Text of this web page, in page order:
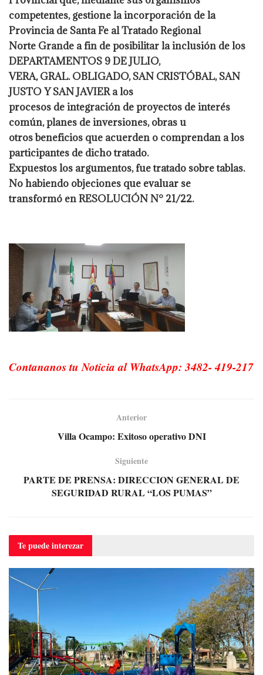
competentes, gestione la incorporación de la
Provincia de Santa Fe al Tratado Regional
Norte Grande a fin de posibilitar la inclusión de los
DEPARTAMENTOS 9 DE JULIO,
VERA, GRAL. OBLIGADO, SAN CRISTÓBAL, SAN
JUSTO Y SAN JAVIER a los
procesos de integración de proyectos de interés
común, planes de inversiones, obras u
otros beneficios que acuerden o comprendan a los
participantes de dicho tratado.
Expuestos los argumentos, fue tratado sobre tablas.
No habiendo objeciones que evaluar se
transformó en RESOLUCIÓN N° 21/22.
Contananos tu Noticia al WhatsApp: 3482- 419-217
Anterior
Villa Ocampo: Exitoso operativo DNI
Siguiente
PARTE DE PRENSA: DIRECCION GENERAL DE
SEGURIDAD RURAL “LOS PUMAS”
Te puedeinterezar